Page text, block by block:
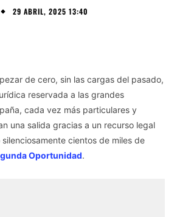
29 ABRIL, 2025 13:40
de cero, sin las cargas del pasado,
reservada a las grandes
cada vez más particulares y
una salida gracias a un recurso legal
cientos de miles de
Oportunidad.